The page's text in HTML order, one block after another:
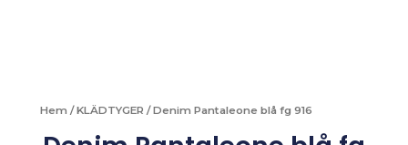
Hem /KLÄDTYGER / Denim Pantaleone blå fg 916